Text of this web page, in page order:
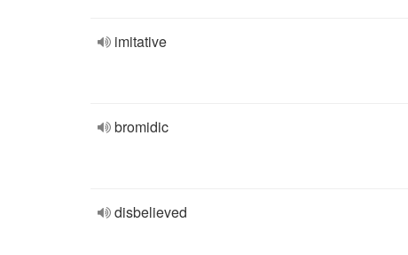
imitative
bromidic
disbelieved